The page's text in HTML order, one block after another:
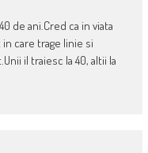
de ani.Cred ca in viata
care trage linie si
il traiesc la 40, altii la